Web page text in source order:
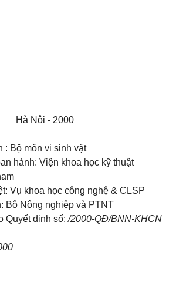
Hà Nội - 2000
: Bộ môn vi sinh vật
hành: Viện khoa học kỹ thuật
Vụ khoa học công nghệ & CLSP
Bộ Nông nghiệp và PTNT
Quyết định số: /2000-QĐ/BNN-KHCN